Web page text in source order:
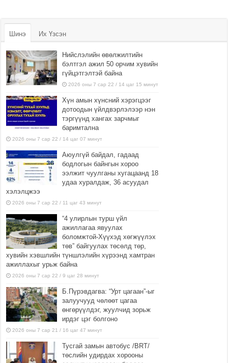
Шинэ Их Үзсэн
Нийслэлийн өвөлжилтийн
бэлтгэл ажил 50 орчим хувийн
гүйцэтгэлтэй байна
2026 оны 7 сар 22 / 14 цаг 15 минут
Хүн амын хүнсний хэрэгцээг
дотоодын үйлдвэрлэлээр нэн
тэргүүнд хангах зарчмыг
баримтална
2026 оны 7 сар 22 / 14 цаг 07 минут
Аюулгүй байдал, гадаад
бодлогын байнгын хороо
ээлжит чуулганы хугацаанд 18
удаа хуралдаж, 36 асуудал
хэлэлцжээ
2026 оны 7 сар 22 / 11 цаг 43 минут
“4 улирлын турш үйл
ажиллагаа явуулах
боломжтой-Хүүхэд хөгжүүлэх
төв” байгуулах төсөлд төр,
хувийн хэвшлийн түншлэлийн хүрээнд хамтран
ажиллахыг урьж байна
2026 оны 7 сар 22 / 9 цаг 28 минут
Б.Пүрэвдагва: “Урт цагаан”-ыг
залуучууд чөлөөт цагаа
өнгөрүүлдэг, жуулчид зорьж
ирдэг цэг болгоно
2026 оны 7 сар 21 / 16 цаг 47 минут
Тусгай замын автобус /BRT/
төслийн удирдах хорооны